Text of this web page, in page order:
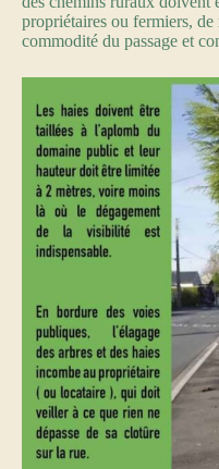
propriétaires ou fermiers, de
commodité du passage et